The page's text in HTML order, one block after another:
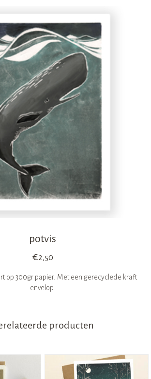
potvis
€2,50
op 300gr papier. Met een gerecyclede kraft
envelop.
producten